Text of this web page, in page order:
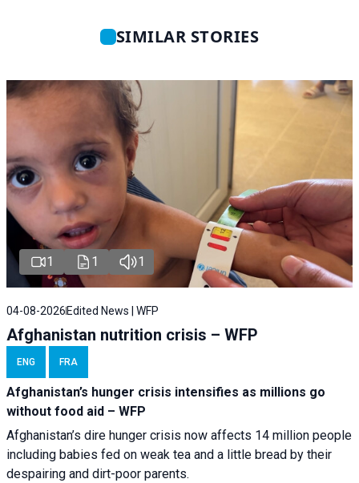
SIMILAR STORIES
1 1 1
04-08-2026 Edited News | WFP
Afghanistan nutrition crisis – WFP
ENG FRA
Afghanistan’s hunger crisis intensifies as millions go
without food aid – WFP
Afghanistan’s dire hunger crisis now affects 14 million people
including babies fed on weak tea and a little bread by their
despairing and dirt-poor parents.